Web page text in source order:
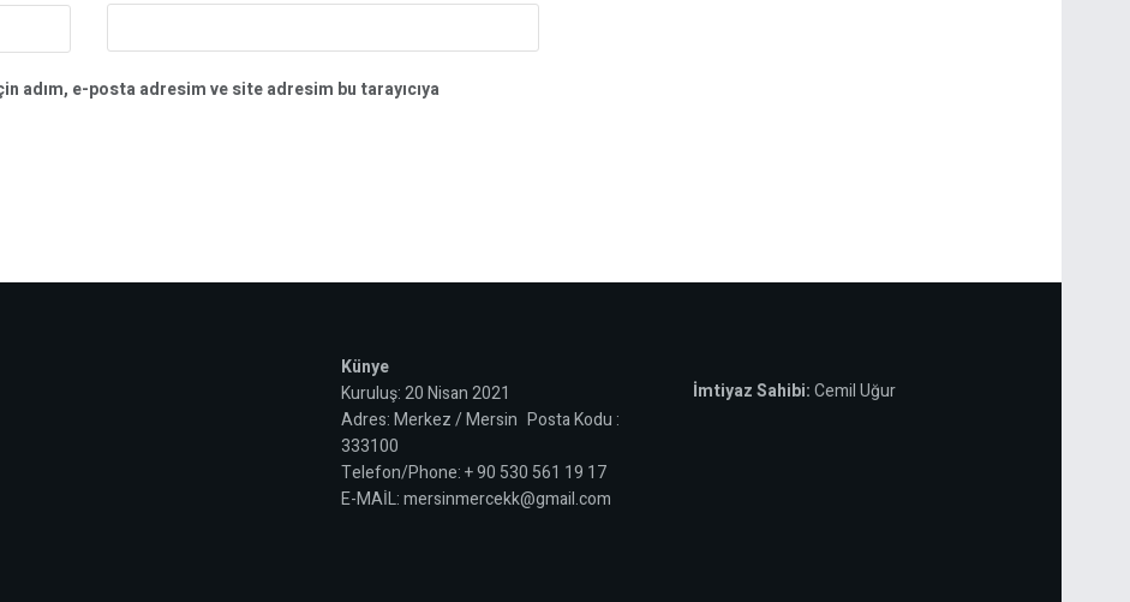
adım, e-posta adresim ve site adresim bu tarayıcıya
Künye
Kuruluş: 20 Nisan 2021
Adres: Merkez / Mersin Posta Kodu :
333100
Telefon/Phone: + 90 530 561 19 17
E-MAİL: mersinmercekk@gmail.com
İmtiyaz Sahibi:Cemil Uğur